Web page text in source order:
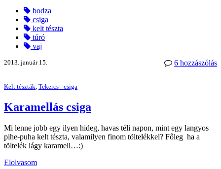
bodza
csiga
kelt tészta
túró
vaj
6 hozzászólás
2013. január 15.
Kelt tészták Tekercs - csiga
Karamellás csiga
Mi lenne jobb egy ilyen hideg, havas téli napon, mint egy langyos
pihe-puha kelt tészta, valamilyen finom töltelékkel? Főleg ha a
töltelék lágy karamell…:)
Elolvasom